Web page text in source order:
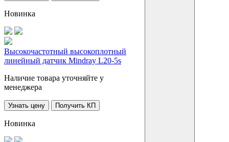
Новинка
Высокочастотный высокоплотный
линейный датчик Mindray L20-5s
Наличие товара уточняйте у
менеджера
Узнать цену Получить КП
Новинка